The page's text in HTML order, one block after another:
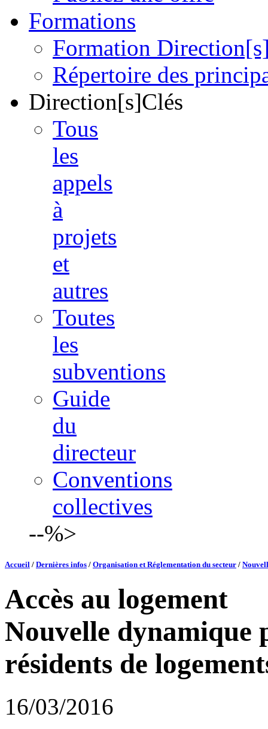
Formations
Formation
Répertoire des
Direction[s]Clés
Tous
les
appels
à
projets
et
autres
Toutes
les
subventions
Guide
du
directeur
Conventions
collectives
--%>
Accueil / Dernières infos / Organisation et Réglementation du secteur /
Accès au logement
Nouvelle dynamique
résidents de
16/03/2016